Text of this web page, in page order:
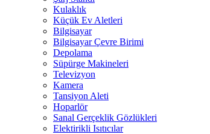
Kulaklık
Küçük Ev Aletleri
Bilgisayar
Bilgisayar Çevre Birimi
Depolama
Süpürge Makineleri
Televizyon
Kamera
Tansiyon Aleti
Hoparlör
Sanal Gerçeklik Gözlükleri
Elektirikli Isıtıcılar